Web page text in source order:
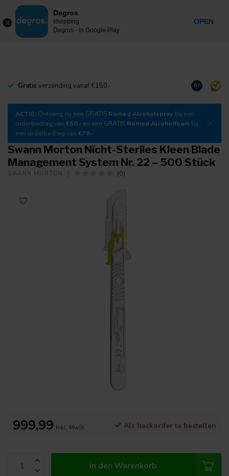
MENU
Gratis verzending vanaf €150,- Laden Sie
8.7
ACTIE: Ontvang nu een GRATIS Romed Alcoholspray bij een
orderbedrag van €50,- en een GRATIS Romed Alcoholfoam bij
een orderbedrag van €70,-
Swann Morton Nicht-Steriles Kleen Blade
Management System Nr. 22 – 500 Stück
SWANN MORTON (0)
999,99 Inkl. MwSt. Als backorder te bestellen
in den Warenkorb
Degros
shopping
Degros - in Google Play
OPEN